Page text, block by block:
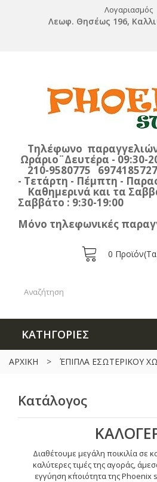
Λογαριασμός
Λεωφ. Θησέως 196,
Τηλέφωνο
Ωράριο¨Δευτέρα - 09:30-
210-9580775
- Τετάρτη - Πέμπτη -
Καθημερινά και τα
Σαββάτο : 9:30-19:00
Μόνο τηλεφωνικές
0
ΚΑΤΗΓΟΡΙΕΣ
ΑΡΧΙΚΗ > ΈΠΙΠΛΑ ΕΣΩΤΕΡΙΚΟΥ
Κατάλογος
Διαθέτουμε μεγάλη ποικιλία σε
καλύτερες τιμές της αγοράς,
εγγύηση κ΄ποιότητα της Phoenix